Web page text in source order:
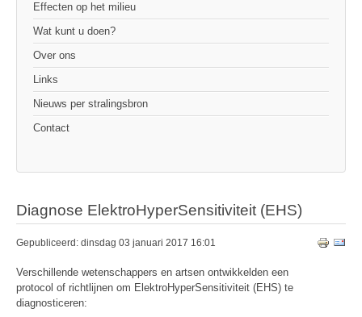
Effecten op het milieu
Wat kunt u doen?
Over ons
Links
Nieuws per stralingsbron
Contact
Diagnose ElektroHyperSensitiviteit (EHS)
Gepubliceerd: dinsdag 03 januari 2017 16:01
Verschillende wetenschappers en artsen ontwikkelden een
protocol of richtlijnen om ElektroHyperSensitiviteit (EHS) te
diagnosticeren: